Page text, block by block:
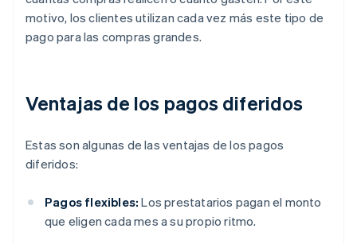
motivo, los clientes utilizan cada vez más este tipo de
pago para las compras grandes.
Ventajas de los pagos diferidos
Estas son algunas de las ventajas de los pagos
diferidos:
Pagos flexibles: Los prestatarios pagan el monto
que eligen cada mes a su propio ritmo.